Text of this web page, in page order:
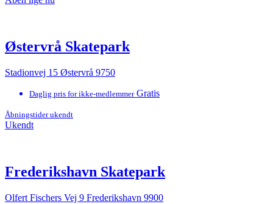
Østervrå Skatepark
Stadionvej 15 Østervrå 9750
Daglig pris for ikke-medlemmer Gratis
Åbningstider ukendt
Ukendt
Frederikshavn Skatepark
Olfert Fischers Vej 9 Frederikshavn 9900